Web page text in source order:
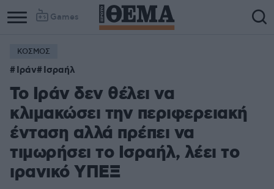
Games
ΚΟΣΜΟΣ
Ιράν Ισραήλ
To Ιράν δεν θέλει να
κλιμακώσει την περιφερειακή
ένταση αλλά πρέπει να
τιμωρήσει το Ισραήλ, λέει το
ιρανικό ΥΠΕΞ